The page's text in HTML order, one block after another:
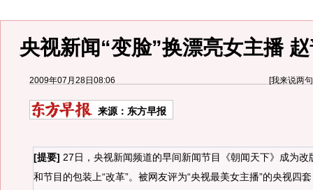
央视新闻“变脸”换漂亮女主播
2009年07月28日08:06 [我来说两句
来源： 东方早报
[提要] 27日，央视新闻频道的早间新闻节目《朝闻天下》成为改
和节目的包装上“改革”。被网友评为“央视最美女主播”的央视四